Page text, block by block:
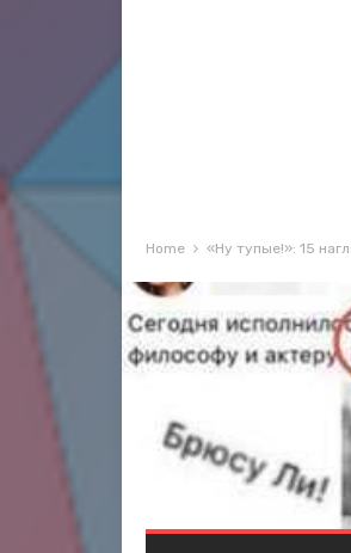
Home «Ну тупые!»: 15